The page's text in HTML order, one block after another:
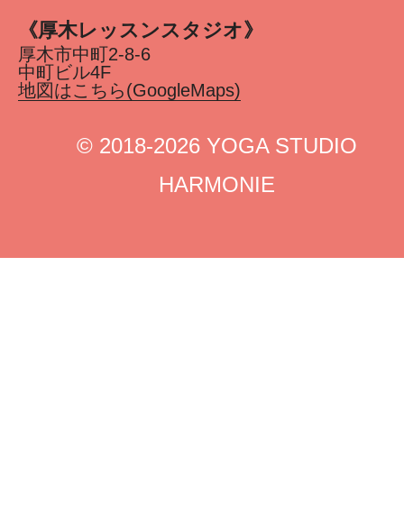
《厚木レッスンスタジオ》
厚木市中町2-8-6
中町ビル4F
地図はこちら(GoogleMaps)
©︎ 2018-2026 YOGA STUDIO
HARMONIE